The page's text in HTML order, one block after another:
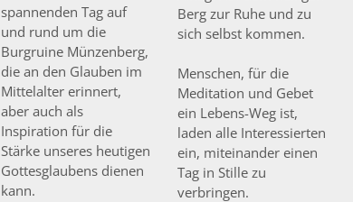
spannenden Tag auf
und rund um die
Burgruine Münzenberg,
die an den Glauben im
Mittelalter erinnert,
aber auch als
Inspiration für die
Stärke unseres heutigen
Gottesglaubens dienen
kann.
Berg zur Ruhe und zu
sich selbst kommen.
Menschen, für die
Meditation und Gebet
ein Lebens-Weg ist,
laden alle Interessierten
ein, miteinander einen
Tag in Stille zu
verbringen.